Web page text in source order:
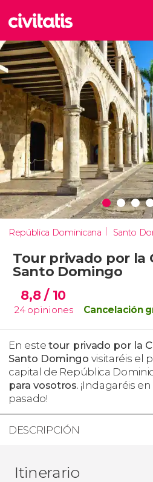
República Dominicana Santo
Tour privado por la
Santo Domingo
8,8/ 10
24 opiniones Cancelación
En estetour privado por la
Santo Domingo visitaréis el
capital de República
para vosotros. ¡Indagaréis
pasado!
DESCRIPCIÓN
Itinerario